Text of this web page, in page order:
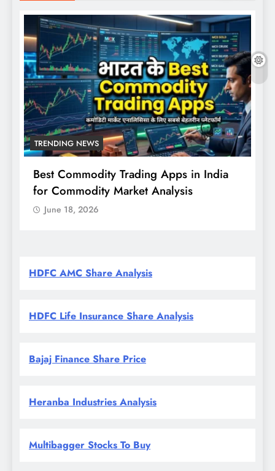
TRENDING NEWS
Best Commodity Trading Apps in India
for Commodity Market Analysis
June 18, 2026
HDFC AMC Share Analysis
HDFC Life Insurance Share Analysis
Bajaj Finance Share Price
Heranba Industries Analysis
Multibagger Stocks To Buy